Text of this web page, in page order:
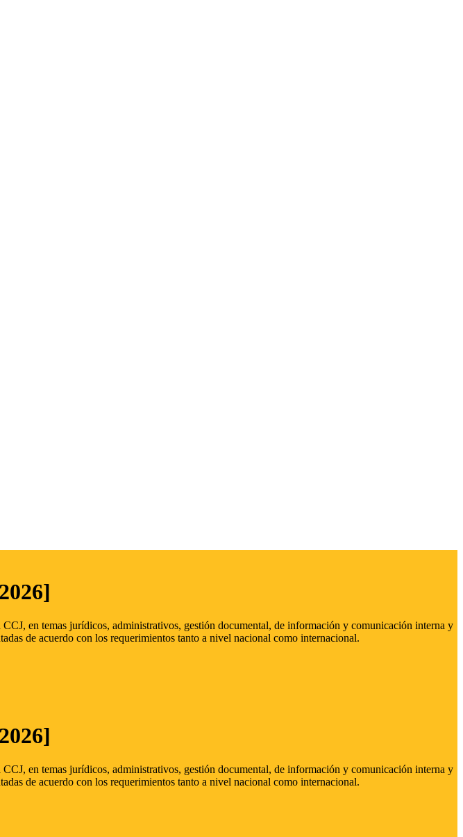
en temas jurídicos, administrativos, gestión documental, de información y comunicación interna y
de acuerdo con los requerimientos tanto a nivel nacional como internacional.
en temas jurídicos, administrativos, gestión documental, de información y comunicación interna y
de acuerdo con los requerimientos tanto a nivel nacional como internacional.